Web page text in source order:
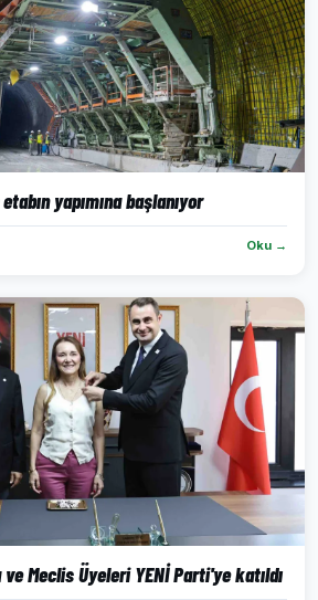
yapımına başlanıyor
Oku →
ve Meclis Üyeleri YENİ Parti'ye katıldı